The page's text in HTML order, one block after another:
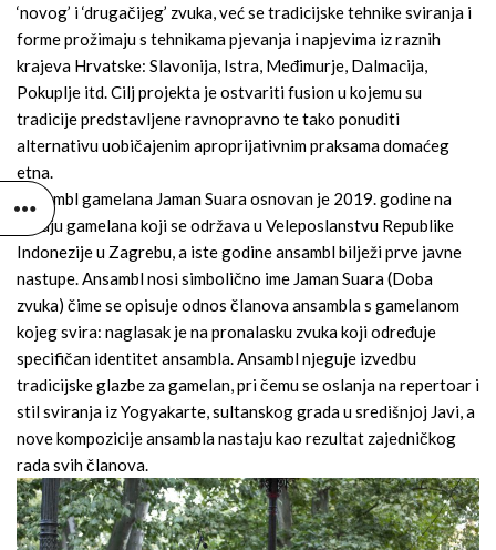
‘novog’ i ‘drugačijeg’ zvuka, već se tradicijske tehnike sviranja i
forme prožimaju s tehnikama pjevanja i napjevima iz raznih
krajeva Hrvatske: Slavonija, Istra, Međimurje, Dalmacija,
Pokuplje itd. Cilj projekta je ostvariti fusion u kojemu su
tradicije predstavljene ravnopravno te tako ponuditi
alternativu uobičajenim aproprijativnim praksama domaćeg
etna.
Ansambl gamelana Jaman Suara osnovan je 2019. godine na
tečaju gamelana koji se održava u Veleposlanstvu Republike
Indonezije u Zagrebu, a iste godine ansambl bilježi prve javne
nastupe. Ansambl nosi simbolično ime Jaman Suara (Doba
zvuka) čime se opisuje odnos članova ansambla s gamelanom
kojeg svira: naglasak je na pronalasku zvuka koji određuje
specifičan identitet ansambla. Ansambl njeguje izvedbu
tradicijske glazbe za gamelan, pri čemu se oslanja na repertoar i
stil sviranja iz Yogyakarte, sultanskog grada u središnjoj Javi, a
nove kompozicije ansambla nastaju kao rezultat zajedničkog
rada svih članova.